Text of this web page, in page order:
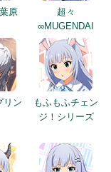
原
超々
∞MUGENDAI
リン
もふもふチェン
ジ！シリーズ